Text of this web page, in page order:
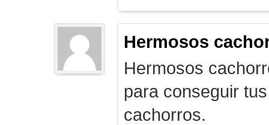
Hermosos
Hermosos
para conseguir
cachorros.